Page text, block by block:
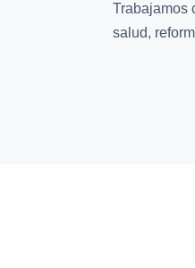
Trabajamos
salud,